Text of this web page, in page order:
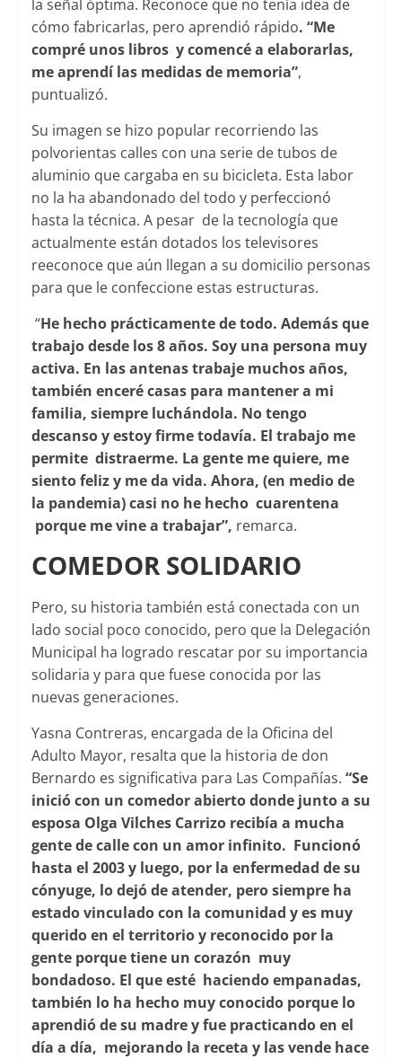
la señal óptima. Reconoce que no tenía idea de
cómo fabricarlas, pero aprendió rápido. “Me
compré unos libros y comencé a elaborarlas,
me aprendí las medidas de memoria”,
puntualizó.
Su imagen se hizo popular recorriendo las
polvorientas calles con una serie de tubos de
aluminio que cargaba en su bicicleta. Esta labor
no la ha abandonado del todo y perfeccionó
hasta la técnica. A pesar de la tecnología que
actualmente están dotados los televisores
reeconoce que aún llegan a su domicilio personas
para que le confeccione estas estructuras.
“He hecho prácticamente de todo. Además que
trabajo desde los 8 años. Soy una persona muy
activa. En las antenas trabaje muchos años,
también enceré casas para mantener a mi
familia, siempre luchándola. No tengo
descanso y estoy firme todavía. El trabajo me
permite distraerme. La gente me quiere, me
siento feliz y me da vida. Ahora, (en medio de
la pandemia) casi no he hecho cuarentena
porque me vine a trabajar”, remarca.
COMEDOR SOLIDARIO
Pero, su historia también está conectada con un
lado social poco conocido, pero que la Delegación
Municipal ha logrado rescatar por su importancia
solidaria y para que fuese conocida por las
nuevas generaciones.
Yasna Contreras, encargada de la Oficina del
Adulto Mayor, resalta que la historia de don
Bernardo es significativa para Las Compañías. “Se
inició con un comedor abierto donde junto a su
esposa Olga Vilches Carrizo recibía a mucha
gente de calle con un amor infinito. Funcionó
hasta el 2003 y luego, por la enfermedad de su
cónyuge, lo dejó de atender, pero siempre ha
estado vinculado con la comunidad y es muy
querido en el territorio y reconocido por la
gente porque tiene un corazón muy
bondadoso. El que esté haciendo empanadas,
también lo ha hecho muy conocido porque lo
aprendió de su madre y fue practicando en el
día a día, mejorando la receta y las vende hace